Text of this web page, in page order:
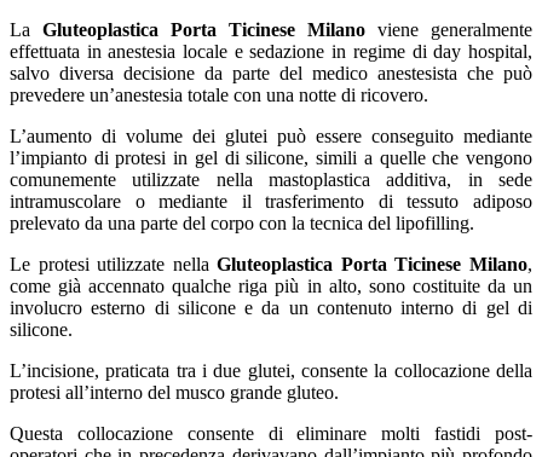
La Gluteoplastica Porta Ticinese Milano viene generalmente
effettuata in anestesia locale e sedazione in regime di day hospital,
salvo diversa decisione da parte del medico anestesista che può
prevedere un’anestesia totale con una notte di ricovero.
L’aumento di volume dei glutei può essere conseguito mediante
l’impianto di protesi in gel di silicone, simili a quelle che vengono
comunemente utilizzate nella mastoplastica additiva, in sede
intramuscolare o mediante il trasferimento di tessuto adiposo
prelevato da una parte del corpo con la tecnica del lipofilling.
Le protesi utilizzate nellaGluteoplastica Porta Ticinese Milano,
come già accennato qualche riga più in alto, sono costituite da un
involucro esterno di silicone e da un contenuto interno di gel di
silicone.
L’incisione, praticata tra i due glutei, consente la collocazione della
protesi all’interno del musco grande gluteo.
Questa collocazione consente di eliminare molti fastidi post-